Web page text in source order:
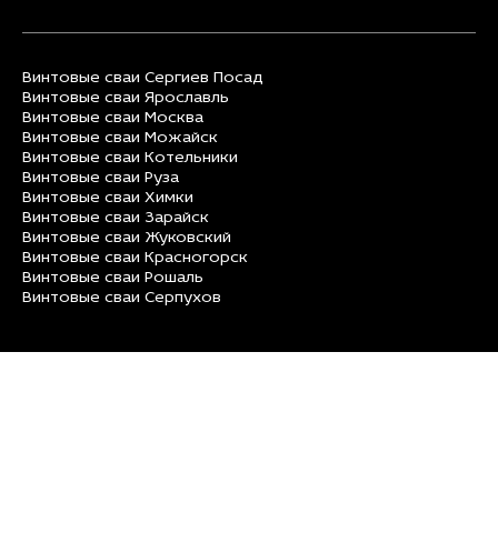
Винтовые сваи Сергиев Посад
Винтовые сваи Ярославль
Винтовые сваи Москва
Винтовые сваи Можайск
Винтовые сваи Котельники
Винтовые сваи Руза
Винтовые сваи Химки
Винтовые сваи Зарайск
Винтовые сваи Жуковский
Винтовые сваи Красногорск
Винтовые сваи Рошаль
Винтовые сваи Серпухов